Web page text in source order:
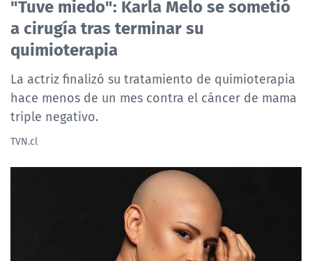
CASTING MASTERCHEF CHILE
CASTING TVN VERTICAL
TVN VERTICAL
TVN PLAY
PROGRAMAS
TELESERIES
ACTUALIDAD Y TENDENCIAS
"Tuve miedo": Karla Melo se sometió
a cirugía tras terminar su
quimioterapia
La actriz finalizó su tratamiento de quimioterapia
hace menos de un mes contra el cáncer de mama
triple negativo.
TVN.cl